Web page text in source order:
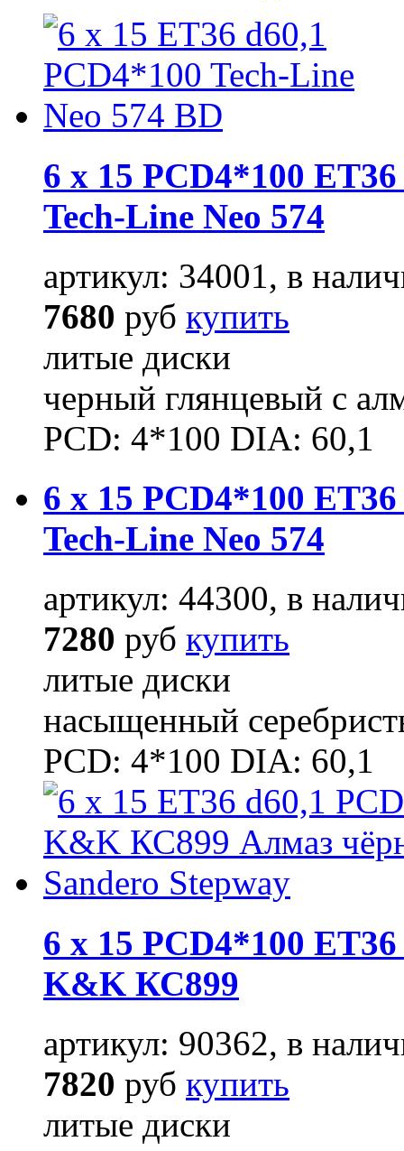
6 x 15 PCD4*100
Tech-Line Neo 574
артикул: 34001, в
7680 руб купить
литые диски
черный глянцевый с
PCD: 4*100 DIA: 60,1
6 x 15 PCD4*100
Tech-Line Neo 574
артикул: 44300, в
7280 руб купить
литые диски
насыщенный
PCD: 4*100 DIA: 60,1
6 x 15 PCD4*100
K&K КС899
артикул: 90362, в
7820 руб купить
литые диски